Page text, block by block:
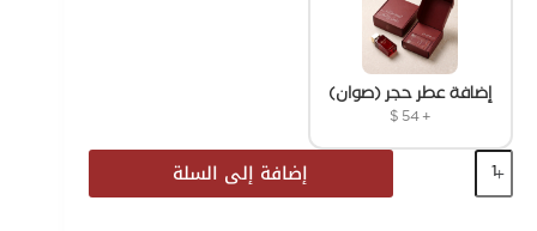
إضافة عطر حجر (صوان)
+
$54
إضافة إلى السلة